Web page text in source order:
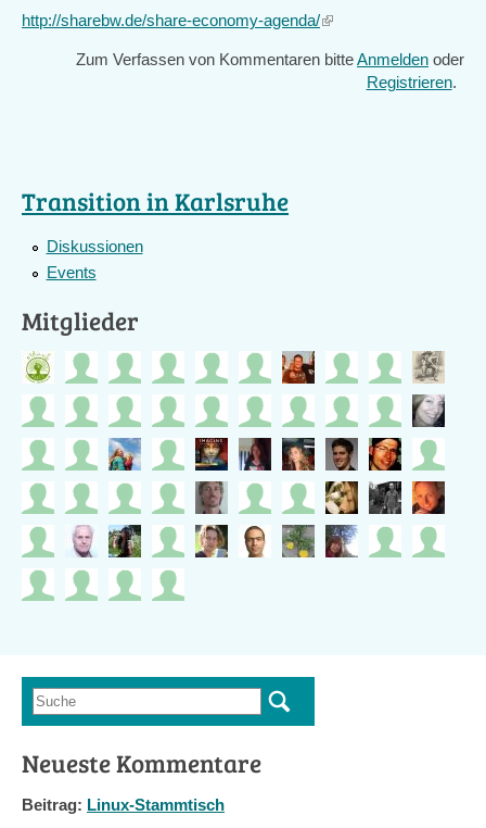
http://sharebw.de/share-economy-agenda/(link
external)
Zum Verfassen von Kommentaren bitteAnmelden oder
Registrieren.
Transition in Karlsruhe
Diskussionen
Events
Mitglieder
Suchformular
Suche
Neueste Kommentare
Beitrag: Linux-Stammtisch